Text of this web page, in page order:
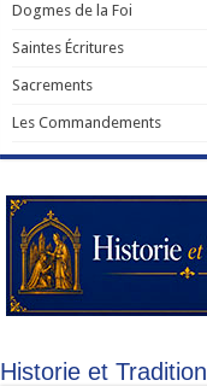
Dogmes de la Foi
Saintes Écritures
Sacrements
Les Commandements
Historie et Tradition